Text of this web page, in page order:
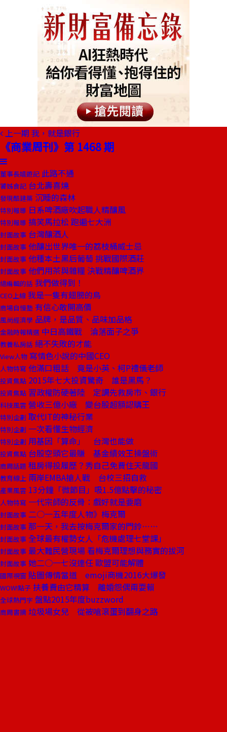
上一期 我，就是銀行
《商業周刊》第 1468 期
董事長嬉遊記 此路不通
饕姊食記 台北壽喜燒
發現酷建築 沉睡的森林
特別報導 日系啤酒廠吹起職人精釀風
特別報導 搞笑馬拉松 跑遍七大洲
封面故事 台灣釀酒人
封面故事 他釀出世界唯一的荔枝桶威士忌
封面故事 他種本土黑后葡萄 挑戰國際酒莊
封面故事 他們用茶與雜糧 決戰精釀啤酒界
總編輯的話 我們做得到！
CEO上線 我是一隻有翅膀的鳥
商場自慢塾 有信心敢開高價
風尚經濟學 品牌，是品質、品味加品格
金融時報精選 中日高鐵戰 淪落面子之爭
教養私房話 絕不失敗的才能
View人物 寫情色小說的中國CEO
人物特寫 他滿口粗話 竟是小英、柯P禮儀老師
投資焦點 2015年七大投資驚奇 誰是黑馬？
投資焦點 習政權防硬著陸 定調先救房市、銀行
科技風雲 營收三億小廠 變台股超額認購王
特別企劃 取代IT的神秘行業
特別企劃 一次看懂生物經濟
特別企劃 用基因「算命」 台灣也能做
投資焦點 台股空頭它最賺 基金績效王操盤術
商周話題 租房得投履歷？秀自己免費住天龍國
教育線上 兩岸EMBA搶人戰 台校三招自救
產業風雲 13分鐘「微節目」吸1.5億點擊的秘密
人物特寫 一代宗師的反骨：戲好就是要磨
封面故事 二○一五年度人物》梅克爾
封面故事 那一天，我去按梅克爾家的門鈴……
封面故事 全球最有權勢女人「危機處理七堂課」
封面故事 最大難民營現場 看梅克爾理想與務實的拔河
封面故事 她二○一七沒連任 歐盟可能解體
國際視窗 貼圖傳情當道 emoji商機2016大爆發
WOW!點子 扶養費由它精算 離婚怨偶甭耍賴
全球熱門字 盤點2015年度buzzword
商周書摘 垃圾場女兒 從被嗆滾蛋到翻身之路